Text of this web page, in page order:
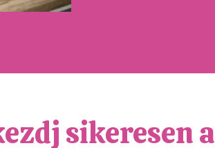
sikeresen